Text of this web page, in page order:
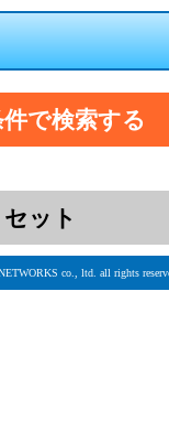
co., ltd. all rights